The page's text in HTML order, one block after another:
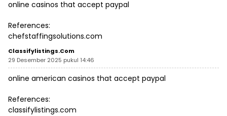
online casinos that accept paypal
References:
chefstaffingsolutions.com
Classifylistings.com
29 Desember 2025 pukul 14:46
online american casinos that accept paypal
References:
classifylistings.com